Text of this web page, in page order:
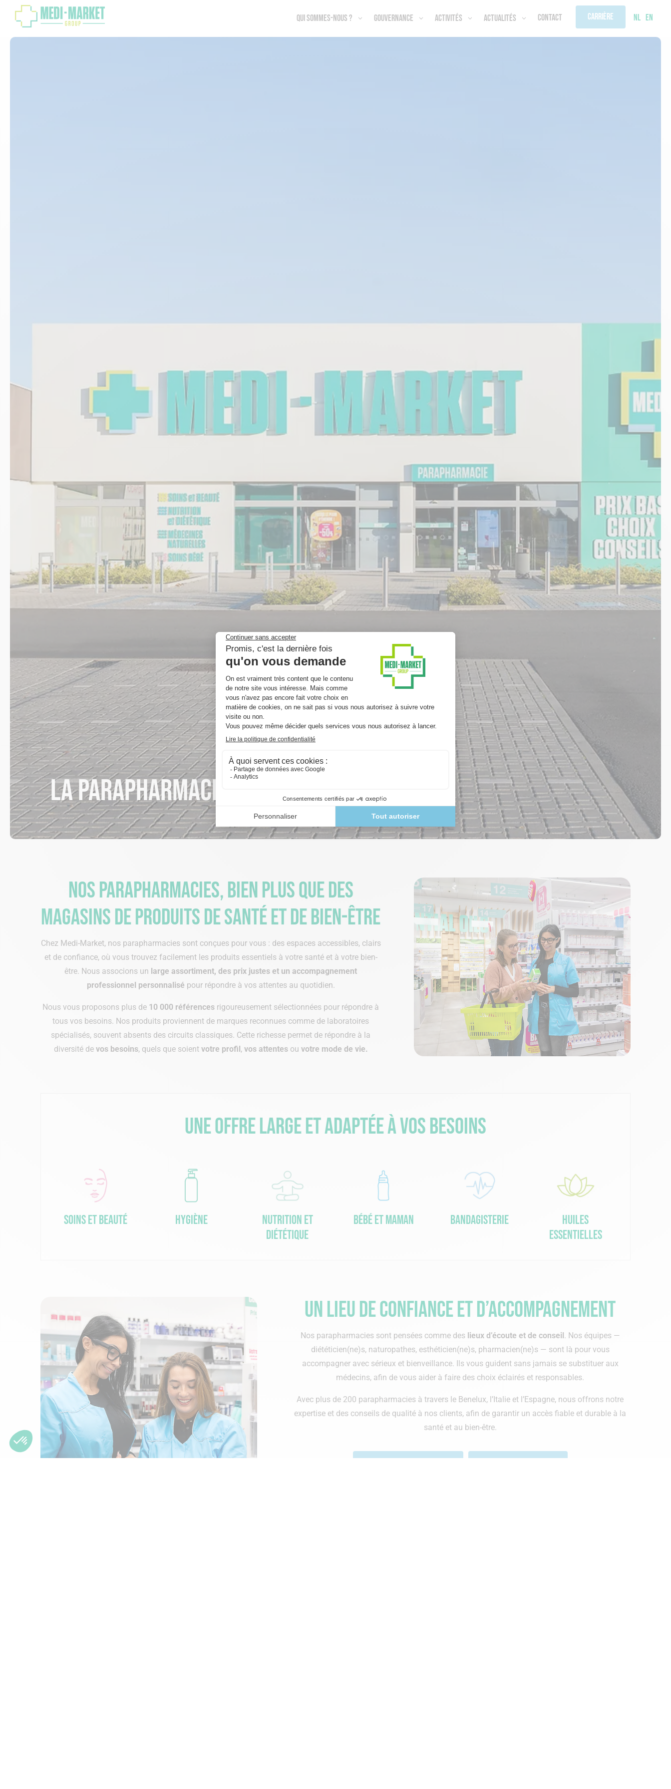
Qui sommes-nous ? Gouvernance Activités Actualités Contact Carrière NL EN
La parapharmacie Medi-Market
Nos parapharmacies, bien plus que des
magasins de produits de santé et de bien-être
Chez Medi-Market, nos parapharmacies sont conçues pour vous : des espaces accessibles, clairs
et de confiance, où vous trouvez facilement les produits essentiels à votre santé et à votre bien-
être. Nous associons un large assortiment, des prix justes et un accompagnement
professionnel personnalisé pour répondre à vos attentes au quotidien.
Nous vous proposons plus de 10 000 références rigoureusement sélectionnées pour répondre à
tous vos besoins. Nos produits proviennent de marques reconnues comme de laboratoires
spécialisés, souvent absents des circuits classiques. Cette richesse permet de répondre à la
diversité de vos besoins, quels que soient votre profil, vos attentesou votre mode de vie.
Une offre large et adaptée à vos besoins
Soins et beauté Hygiène
Nutrition et
diététique
Bébé et maman Bandagisterie
Huiles
essentielles
Un lieu de confiance et d’accompagnement
Nos parapharmacies sont pensées comme des lieux d’écoute et de conseil . Nos équipes —
diététicien(ne)s, naturopathes, esthéticien(ne)s, pharmacien(ne)s — sont là pour vous
accompagner avec sérieux et bienveillance. Ils vous guident sans jamais se substituer aux
médecins, afin de vous aider à faire des choix éclairés et responsables.
Avec plus de 200 parapharmacies à travers le Benelux, l’Italie et l’Espagne, nous offrons notre
expertise et des conseils de qualité à nos clients, afin de garantir un accès fiable et durable à la
santé et au bien-être.